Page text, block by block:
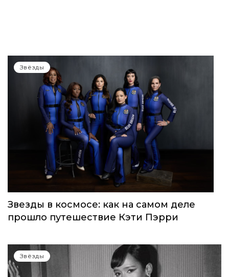
Звёзды
Звезды в космосе: как на самом деле
прошло путешествие Кэти Пэрри
Звёзды